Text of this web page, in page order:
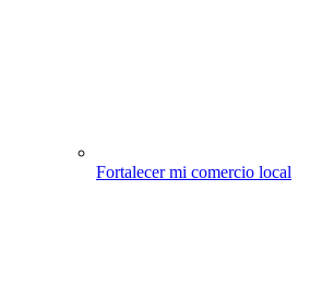
Fortalecer mi comercio local